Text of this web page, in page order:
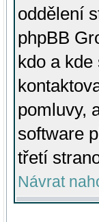
oddělení
phpBB
kdo a
pomluvy,
software
třetí
Návrat